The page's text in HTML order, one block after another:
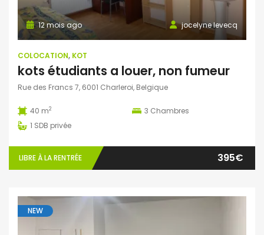
jocelyne levecq
12 mois ago
COLOCATION, KOT
kots étudiants a louer, non fumeur
Rue des Francs 7, 6001 Charleroi, Belgique
40 m2 3 Chambres
1 SDB privée
LIBRE À LA RENTRÉE 395€
NEW